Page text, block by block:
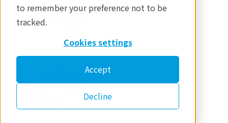
to remember your preference not to be
tracked.
Cookies settings
Accept
Decline